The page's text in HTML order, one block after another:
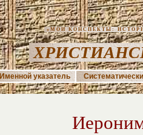
«МОИ КОНСПЕКТЫ:
Именной указатель